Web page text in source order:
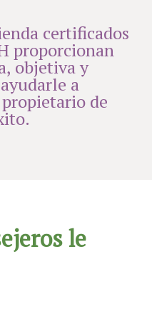
certificados
proporcionan
objetiva y
a
de
le